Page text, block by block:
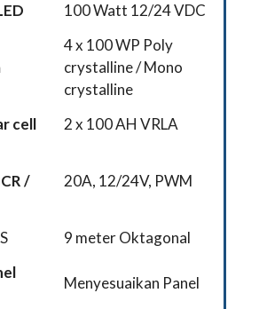
100 Watt 12/24 VDC
4 x 100 WP Poly
crystalline / Mono
crystalline
cell
2 x 100 AH VRLA
/
20A, 12/24V, PWM
9 meter Oktagonal
Menyesuaikan Panel